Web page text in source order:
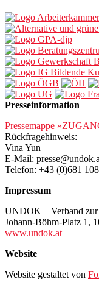
Presseinformation
Pressemappe
Rückfragehinweis:
Vina Yun
E-Mail:
Telefon: +43 (0)681
Impressum
UNDOK – Verband zur
Johann-Böhm-Platz 1,
www.undok.at
Website
Website gestaltet von